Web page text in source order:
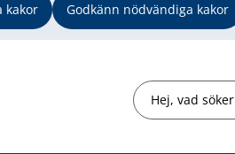
kakor Godkänn nödvändiga kakor
Sök